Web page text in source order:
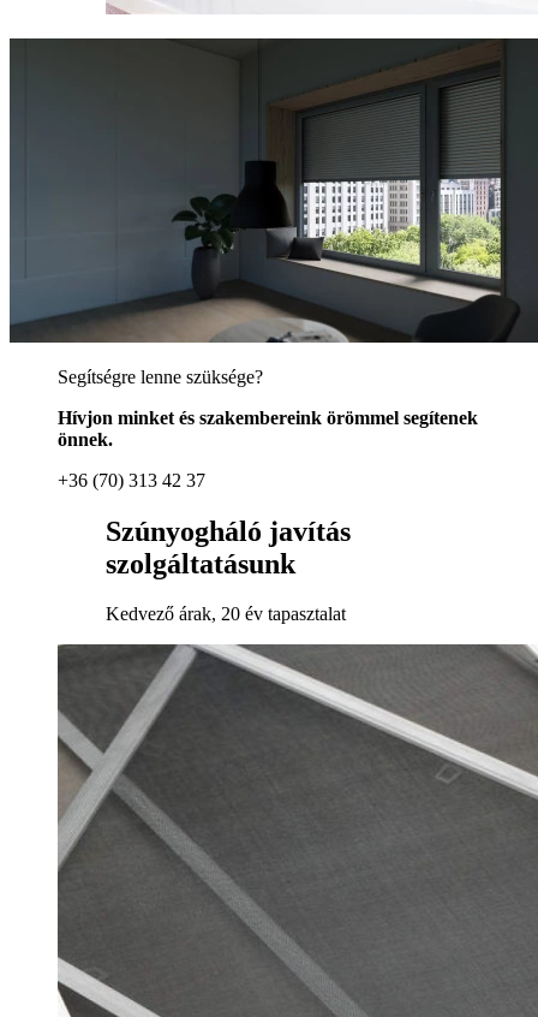
Segítségre lenne szüksége?
Hívjon minket és szakembereink örömmel segítenek
önnek.
+36 (70) 313 42 37
Szúnyogháló javítás
szolgáltatásunk
Kedvező árak, 20 év tapasztalat